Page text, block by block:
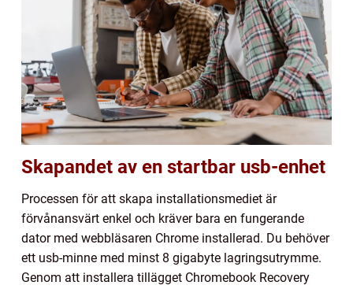
Skapandet av en startbar usb-enhet
Processen för att skapa installationsmediet är
förvånansvärt enkel och kräver bara en fungerande
dator med webbläsaren Chrome installerad. Du behöver
ett usb-minne med minst 8 gigabyte lagringsutrymme.
Genom att installera tillägget Chromebook Recovery